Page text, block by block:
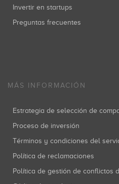
Invertir en startups
Preguntas frecuentes
MÁS INFORMACIÓN
Estrategia de selección de
Proceso de inversión
Términos y condiciones del
Política de reclamaciones
Política de gestión de conflictos